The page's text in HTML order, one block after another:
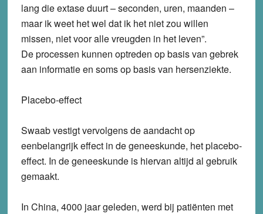
lang die extase duurt – seconden, uren, maanden –
maar ik weet het wel dat ik het niet zou willen
missen, niet voor alle vreugden in het leven”.
De processen kunnen optreden op basis van gebrek
aan informatie en soms op basis van hersenziekte.
Placebo-effect
Swaab vestigt vervolgens de aandacht op
eenbelangrijk effect in de geneeskunde, het placebo-
effect. In de geneeskunde is hiervan altijd al gebruik
gemaakt.
In China, 4000 jaar geleden, werd bij patiënten met